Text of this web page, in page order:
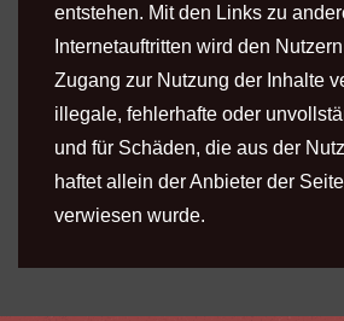
entstehen. Mit den Links zu
Internetauftritten wird den
Zugang zur Nutzung der Inhalte
illegale, fehlerhafte oder
und für Schäden, die aus der
haftet allein der Anbieter der
verwiesen wurde.